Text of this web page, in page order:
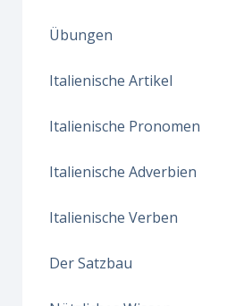
Übungen
Italienische Artikel
Italienische Pronomen
Italienische Adverbien
Italienische Verben
Der Satzbau